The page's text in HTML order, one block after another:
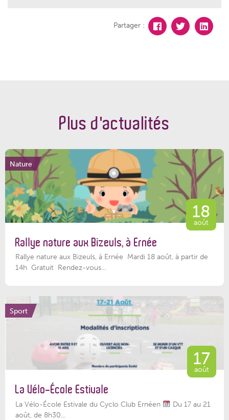
Partager :
Plus d'actualités
Nature
18
août
Rallye nature aux Bizeuls, à Ernée
Rallye nature aux Bizeuls, à Ernée Mardi 18 août, à partir de
14h Gratuit Rendez-vous...
Sport
17
août
La Vélo-École Estivale
La Vélo-École Estivale du Cyclo Club Ernéen
Du 17 au 21
août, de 8h30...